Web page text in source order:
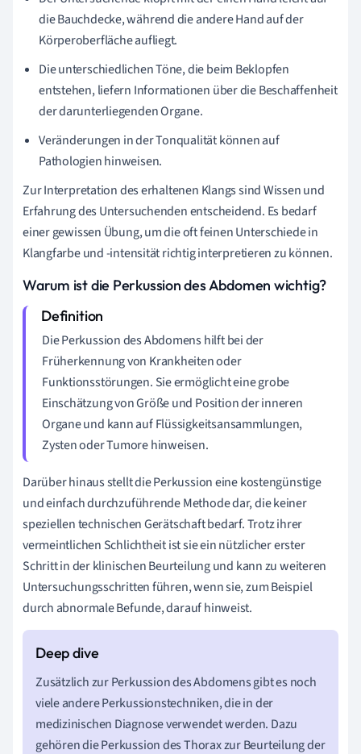
die Bauchdecke, während die andere Hand auf der
Körperoberfläche aufliegt.
Die unterschiedlichen Töne, die beim Beklopfen
entstehen, liefern Informationen über die Beschaffenheit
der darunterliegenden Organe.
Veränderungen in der Tonqualität können auf
Pathologien hinweisen.
Zur Interpretation des erhaltenen Klangs sind Wissen und
Erfahrung des Untersuchenden entscheidend. Es bedarf
einer gewissen Übung, um die oft feinen Unterschiede in
Klangfarbe und -intensität richtig interpretieren zu können.
Warum ist die Perkussion des Abdomen wichtig?
Die Perkussion des Abdomens hilft bei der
Früherkennung von Krankheiten oder
Funktionsstörungen. Sie ermöglicht eine grobe
Einschätzung von Größe und Position der inneren
Organe und kann auf Flüssigkeitsansammlungen,
Zysten oder Tumore hinweisen.
Darüber hinaus stellt die Perkussion eine kostengünstige
und einfach durchzuführende Methode dar, die keiner
speziellen technischen Gerätschaft bedarf. Trotz ihrer
vermeintlichen Schlichtheit ist sie ein nützlicher erster
Schritt in der klinischen Beurteilung und kann zu weiteren
Untersuchungsschritten führen, wenn sie, zum Beispiel
durch abnormale Befunde, darauf hinweist.
Zusätzlich zur Perkussion des Abdomens gibt es noch
viele andere Perkussionstechniken, die in der
medizinischen Diagnose verwendet werden. Dazu
gehören die Perkussion des Thorax zur Beurteilung der